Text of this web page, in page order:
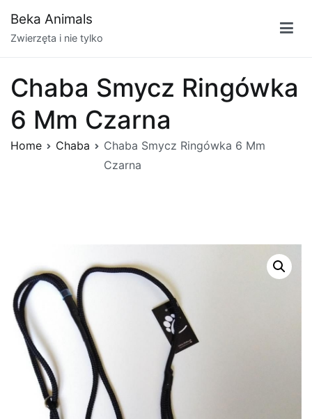
do
treści
Beka Animals
Zwierzęta i nie tylko
Chaba Smycz Ringówka
6 Mm Czarna
Home Chaba
Chaba Smycz Ringówka 6 Mm
Czarna